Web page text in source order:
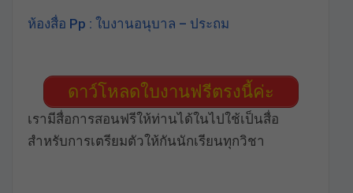
ห้องสื่อ Pp : ใบงานอนุบาล – ประถม
ดาว์โหลดใบงานฟรีตรงนี้ค่ะ
เรามีสื่อการสอนฟรีให้ท่านได้ในไปใช้เป็นสื่อ
สำหรับการเตรียมตัวให้กันนักเรียนทุกวิชา